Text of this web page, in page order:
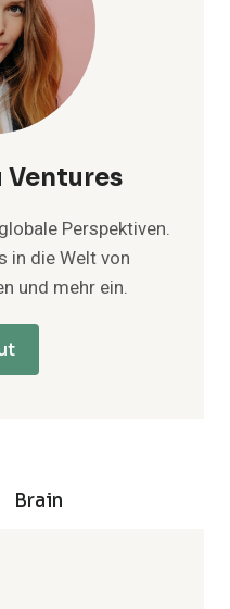
Ventures
Perspektiven.
in die Welt von
und mehr ein.
Brain